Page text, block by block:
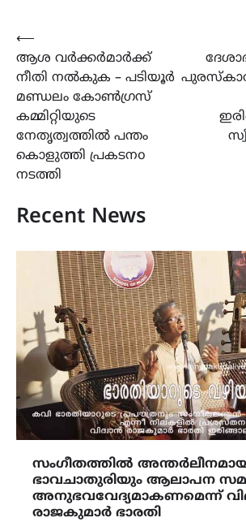
Post
navigation
⟵
ആശ വർക്കർമാർക്ക്
നീതി നൽകുക – പടിയൂർ
മണ്ഡലം കോൺഗ്രസ്
കമ്മിറ്റിയുടെ
നേതൃത്വത്തിൽ പന്തം
കൊളുത്തി പ്രകടനo
നടത്തി
Recent News
സംഗീതത്തിൽ
ഭാവചാതുരിയും ആലാപന
അനുഭവവേദ്യമാകണമെന്ന്
രാജകുമാർ ഭാരതി